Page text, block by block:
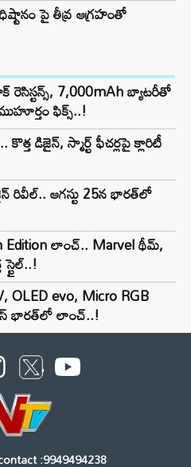
పై తీవ్ర ఆగ్రహంతో
రెసిస్టన్స్, 7,000mAh బ్యాటరీతో
ఫిక్స్..!
డిజైన్, స్మార్ట్ ఫీచర్లపై క్లారిటీ
రివీల్.. ఆగస్టు 25న భారత్‌లో
Edition లాంచ్.. Marvel థీమ్,
OLED evo, Micro RGB
భారత్‌లో లాంచ్..!
:9949494238